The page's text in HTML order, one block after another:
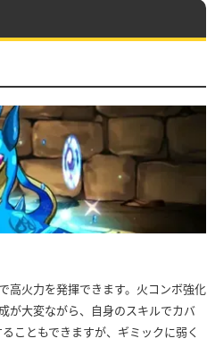
高火力を発揮できます。火コンボ強化
が大変ながら、自身のスキルでカバ
こともできますが、ギミックに弱く